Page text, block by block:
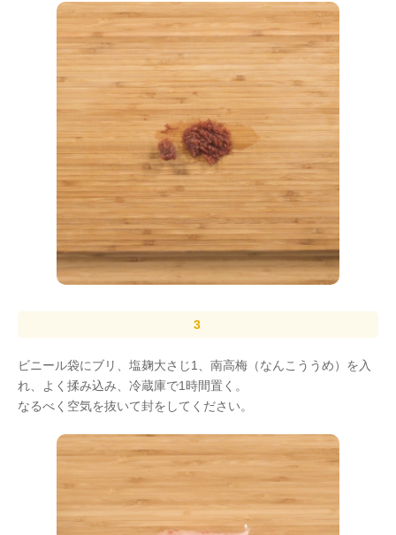
ビニール袋にブリ、塩麹大さじ1、南高梅（なんこううめ）を入
れ、よく揉み込み、冷蔵庫で1時間置く。
なるべく空気を抜いて封をしてください。